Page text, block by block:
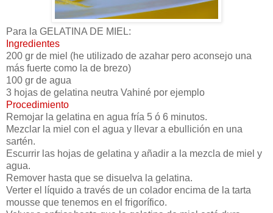
Para la GELATINA DE MIEL:
Ingredientes
200 gr de miel (he utilizado de azahar pero aconsejo una
más fuerte como la de brezo)
100 gr de agua
3 hojas de gelatina neutra Vahiné por ejemplo
Procedimiento
Remojar la gelatina en agua fría 5 ó 6 minutos.
Mezclar la miel con el agua y llevar a ebullición en una
sartén.
Escurrir las hojas de gelatina y añadir a la mezcla de miel y
agua.
Remover hasta que se disuelva la gelatina.
Verter el líquido a través de un colador encima de la tarta
mousse que tenemos en el frigorífico.